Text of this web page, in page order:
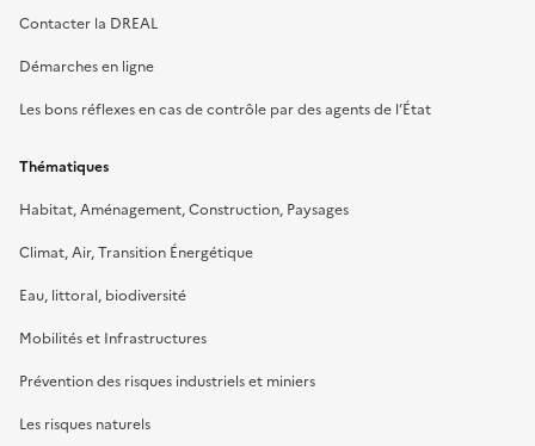
Contacter la DREAL
Démarches en ligne
Les bons réflexes en cas de contrôle par des agents de l’État
Thématiques
Habitat, Aménagement, Construction, Paysages
Climat, Air, Transition Énergétique
Eau, littoral, biodiversité
Mobilités et Infrastructures
Prévention des risques industriels et miniers
Les risques naturels